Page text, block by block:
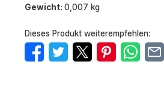
Gewicht: 0,007 kg
Dieses Produkt weiterempfehlen: